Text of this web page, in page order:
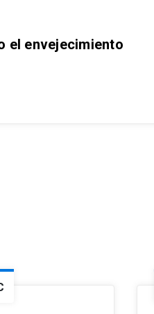
el envejecimiento